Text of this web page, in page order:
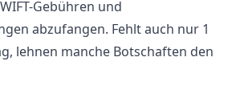
Gebühren und
abzufangen. Fehlt auch nur 1
lehnen manche Botschaften den